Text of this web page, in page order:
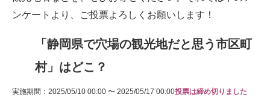
ンケートより、ご投票よろしくお願いします！
「静岡県で穴場の観光地だと思う市区町
村」はどこ？
実施期間：2025/05/10 00:00 〜 2025/05/17 00:00投票は締め切りました